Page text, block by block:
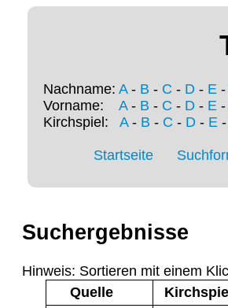
Nachname: A- B - C - D - E -
Vorname: A- B - C - D - E -
Kirchspiel: A- B - C - D- E-
Startseite
Suchergebnisse
Hinweis: Sortieren mit einem
Quelle